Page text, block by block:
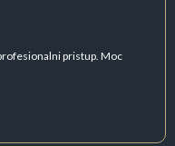
pristup. Moc